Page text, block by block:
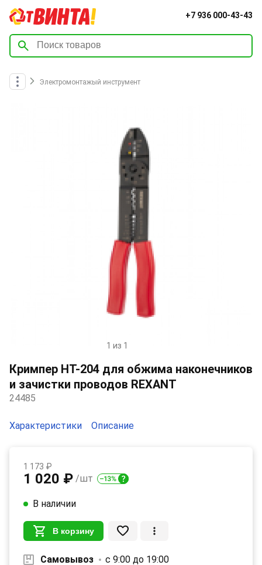
+7 936 000-43-43
Электромонтажый инструмент
1
of
1
1 из 1
Кримпер HT-204 для обжима наконечников
и зачистки проводов REXANT
24485
Характеристики Описание
1 173 ₽
1 020 ₽ /шт
В наличии
В корзину
Самовывоз
с 9:00 до 19:00